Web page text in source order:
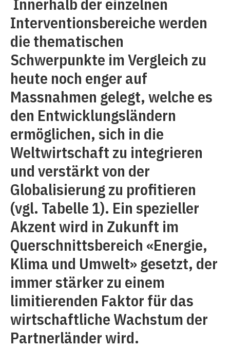
Interventionsbereiche werden
die thematischen
Schwerpunkte im Vergleich zu
heute noch enger auf
Massnahmen gelegt, welche es
den Entwicklungsländern
ermöglichen, sich in die
Weltwirtschaft zu integrieren
und verstärkt von der
Globalisierung zu profitieren
(vgl. Tabelle 1). Ein spezieller
Akzent wird in Zukunft im
Querschnittsbereich «Energie,
Klima und Umwelt» gesetzt, der
immer stärker zu einem
limitierenden Faktor für das
wirtschaftliche Wachstum der
Partnerländer wird.